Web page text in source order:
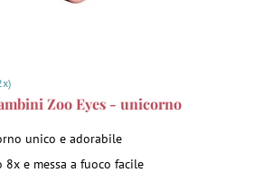
Zoo Eyes - unicorno
unico e adorabile
e messa a fuoco facile